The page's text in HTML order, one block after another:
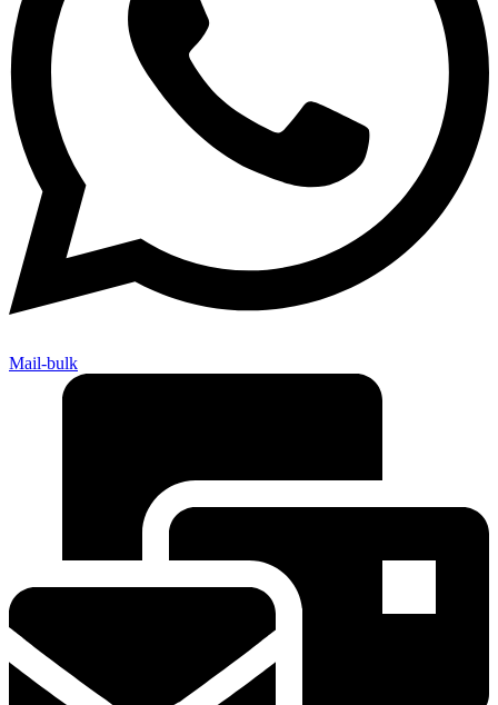
Mail-bulk